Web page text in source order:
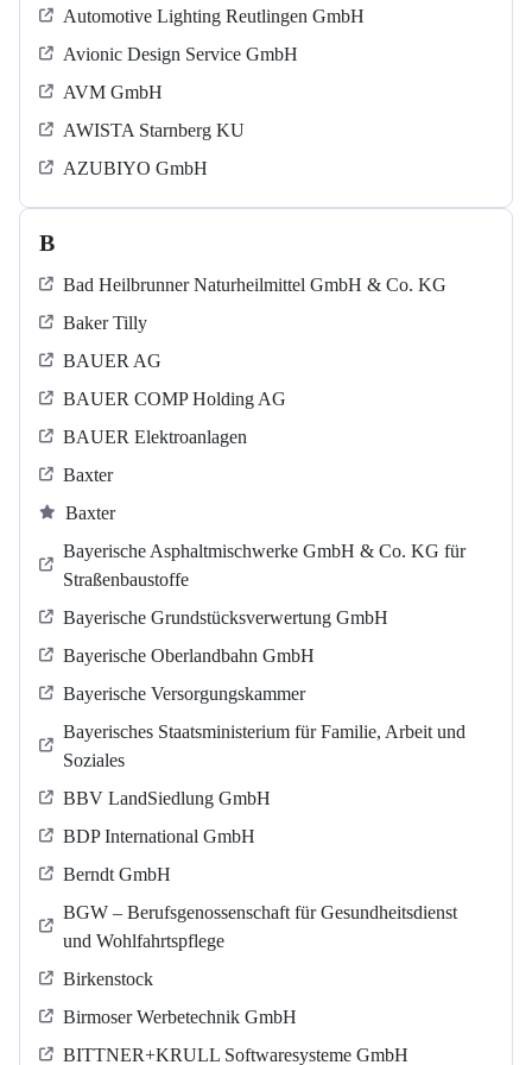
Automotive Lighting Reutlingen GmbH
Avionic Design Service GmbH
AVM GmbH
AWISTA Starnberg KU
AZUBIYO GmbH
B
Bad Heilbrunner Naturheilmittel GmbH & Co. KG
Baker Tilly
BAUER AG
BAUER COMP Holding AG
BAUER Elektroanlagen
Baxter
Baxter
Bayerische Asphaltmischwerke GmbH & Co. KG für
Straßenbaustoffe
Bayerische Grundstücksverwertung GmbH
Bayerische Oberlandbahn GmbH
Bayerische Versorgungskammer
Bayerisches Staatsministerium für Familie, Arbeit und
Soziales
BBV LandSiedlung GmbH
BDP International GmbH
Berndt GmbH
BGW – Berufsgenossenschaft für Gesundheitsdienst
und Wohlfahrtspflege
Birkenstock
Birmoser Werbetechnik GmbH
BITTNER+KRULL Softwaresysteme GmbH